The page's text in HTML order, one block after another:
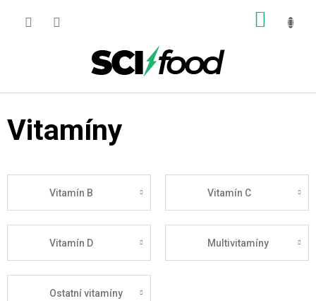
Vitamíny
Vitamín B Vitamín C
Vitamín D Multivitamíny
Ostatní vitamíny